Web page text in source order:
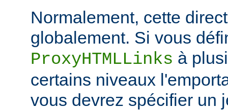
Normalement, cette
globalement. Si vous
ProxyHTMLLinks à
certains niveaux
vous devrez spécifier un